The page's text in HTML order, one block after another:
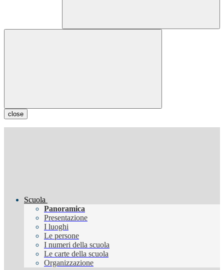
close
Scuola
Panoramica
Presentazione
I luoghi
Le persone
I numeri della scuola
Le carte della scuola
Organizzazione